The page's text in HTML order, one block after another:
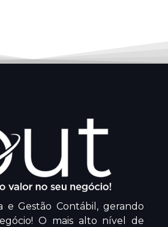
e Gestão Contábil, gerando
O mais alto nível de